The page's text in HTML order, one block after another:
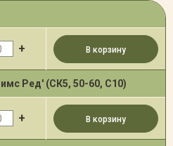
+ В корзину
Ред' (СК5, 50-60, С10)
+ В корзину